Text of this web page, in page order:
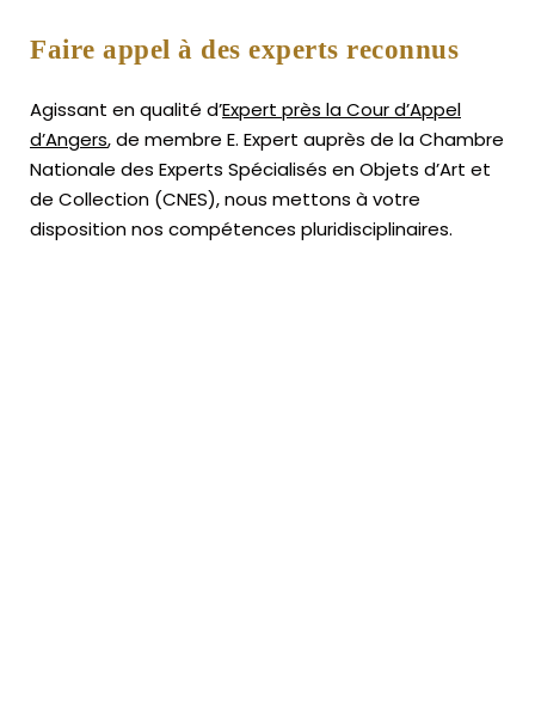
Faire appel à des experts reconnus
Agissant en qualité d’Expert près la Cour d’Appel
d’Angers, de membre E. Expert auprès de laChambre
Nationale des Experts Spécialisés en Objets d’Art et
de Collection (CNES),nous mettons à votre
disposition nos compétences pluridisciplinaires.